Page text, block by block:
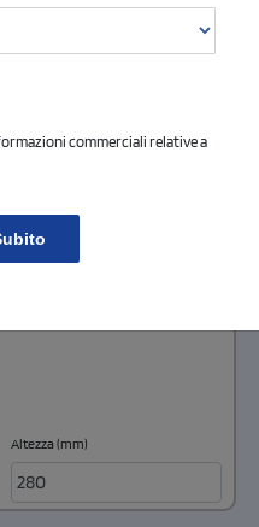
Altezza (mm)
Altezza (mm)
commerciali relative a